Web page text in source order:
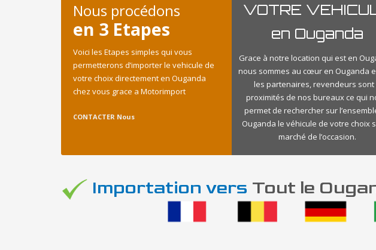
Nous procédons
en 3 Etapes
Voici les Etapes simples qui vous
permetterons d’importer le vehicule de
votre choix directement en Ouganda
chez vous grace a Motorimport
CONTACTER Nous
VOTRE
en Ouganda
Grace à notre location qui est en
nous sommes au cœur en Ouganda
les partenaires, revendeurs sont
proximités de nos bureaux ce qui
permet de rechercher sur
Ouganda le véhicule de votre choix
marché de l’occasion.
Importation vers Tout le